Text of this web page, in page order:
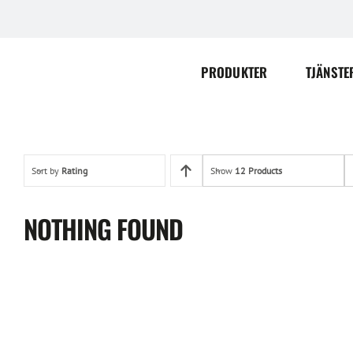
PRODUKTER
Sort by Rating Show 12 Products
NOTHING FOUND